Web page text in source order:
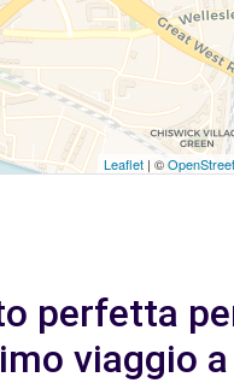
Leaflet | ©
perfetta
viaggio